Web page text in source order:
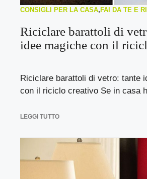
CONSIGLI PER LA CASA,FAI DA TE E
Riciclare barattoli di
idee magiche con il
Riciclare barattoli di vetro: tante
con il riciclo creativo Se in casa
LEGGI TUTTO